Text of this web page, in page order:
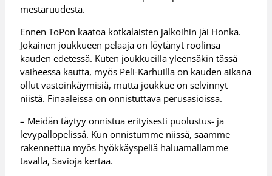
mestaruudesta.
Ennen ToPon kaatoa kotkalaisten jalkoihin jäi Honka.
Jokainen joukkueen pelaaja on löytänyt roolinsa
kauden edetessä. Kuten joukkueilla yleensäkin tässä
vaiheessa kautta, myös Peli-Karhuilla on kauden aikana
ollut vastoinkäymisiä, mutta joukkue on selvinnyt
niistä. Finaaleissa on onnistuttava perusasioissa.
– Meidän täytyy onnistua erityisesti puolustus- ja
levypallopelissä. Kun onnistumme niissä, saamme
rakennettua myös hyökkäyspeliä haluamallamme
tavalla, Savioja kertaa.